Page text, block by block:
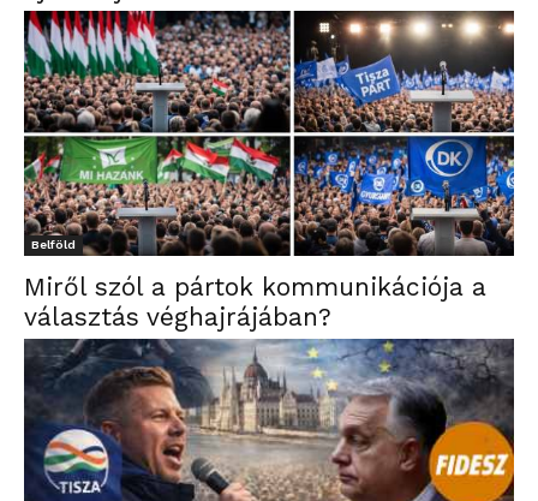
Belföld
Miről szól a pártok kommunikációja a
választás véghajrájában?